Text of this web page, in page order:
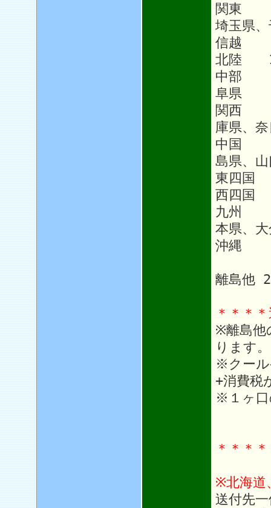
関東
埼玉県
信越
北陸
中部
阜県
関西
庫県、
中国
島県、
東四
西四国
九州
本県、
沖縄
離島他
＊＊＊
※離島他
ります。
※クール
+消費税
※１ヶ口
＊＊＊
※北海道
送付先